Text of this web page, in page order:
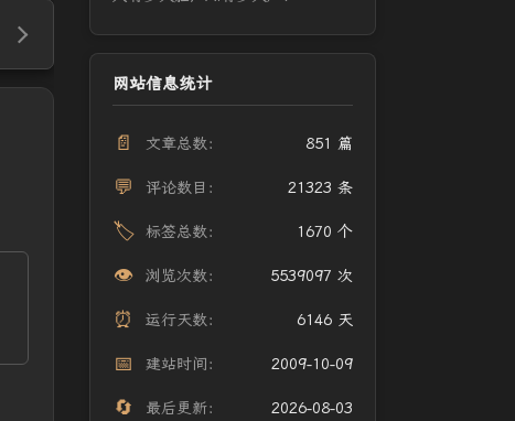
网站信息统计
📄 文章总数： 851 篇
💬 评论数目： 21323 条
🏷️ 标签总数： 1670 个
👁️ 浏览次数： 5539097 次
⏰ 运行天数： 6146 天
📅 建站时间： 2009-10-09
🔄 最后更新： 2026-08-03